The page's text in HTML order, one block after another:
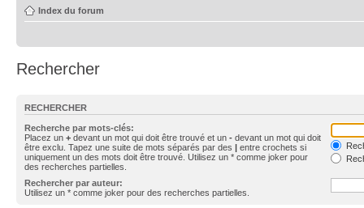
Index du forum
Rechercher
RECHERCHER
Recherche par mots-clés:
Placez un + devant un mot qui doit être trouvé et un - devant un mot qui doit
être exclu. Tapez une suite de mots séparés par des | entre crochets si
uniquement un des mots doit être trouvé. Utilisez un * comme joker pour
des recherches partielles.
Rechercher par auteur:
Utilisez un * comme joker pour des recherches partielles.